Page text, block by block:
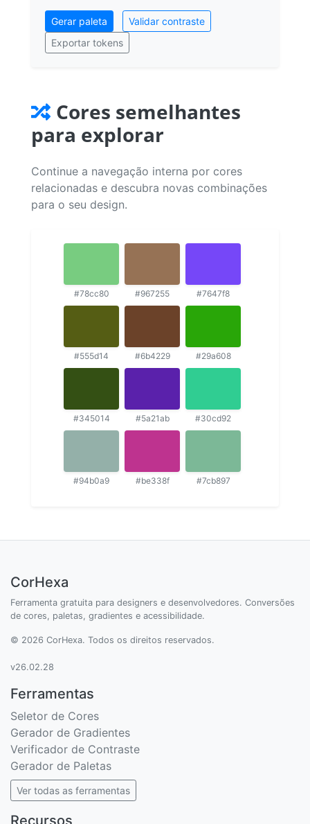
Gerar paleta
Validar contraste
Exportar tokens
Cores semelhantes
para explorar
Continue a navegação interna por cores
relacionadas e descubra novas combinações
para o seu design.
#78cc80 #967255 #7647f8
#555d14 #6b4229 #29a608
#345014 #5a21ab #30cd92
#94b0a9 #be338f #7cb897
CorHexa
Ferramenta gratuita para designers e desenvolvedores. Conversões
de cores, paletas, gradientes e acessibilidade.
© 2026 CorHexa. Todos os direitos reservados.
v26.02.28
Ferramentas
Seletor de Cores
Gerador de Gradientes
Verificador de Contraste
Gerador de Paletas
Ver todas as ferramentas
Recursos